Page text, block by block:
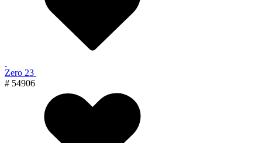
Zero 23
# 54906